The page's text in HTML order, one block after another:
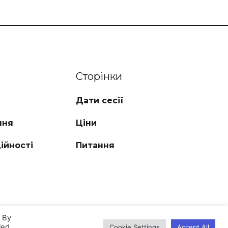
Сторінки
Дати сесії
Ціни
Питання
By